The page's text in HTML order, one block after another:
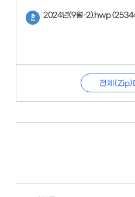
2024년(9월-2).hwp
전체(Zip)